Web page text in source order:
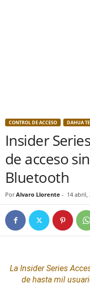
CONTROL DE ACCESO DAHUA
Insider
de acceso
Bluetooth
Por Alvaro Llorente - 14 abril,
La Insider Series
de hasta mil